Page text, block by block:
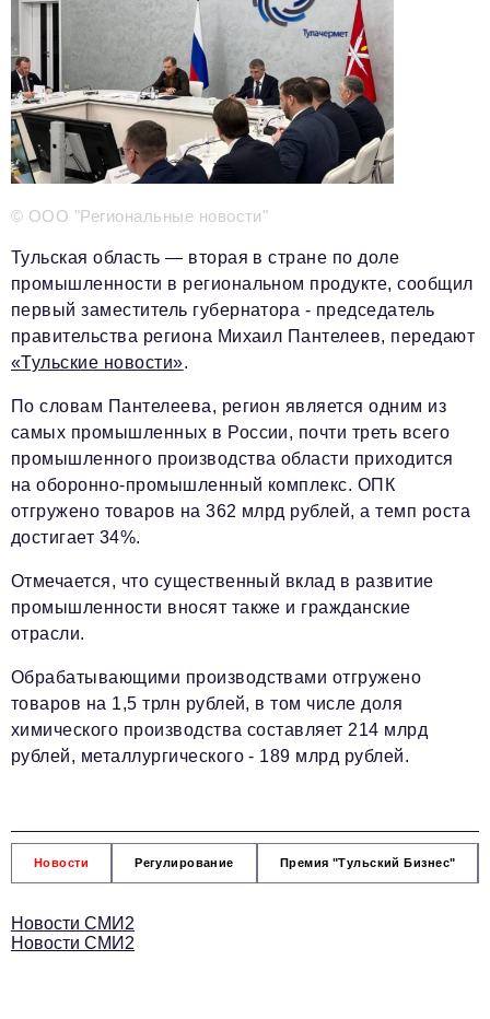
Телефон редакции: +7 495 727-01-67
Электронные почты редакции:
Информационный отдел
info@business-magazine.online
Отдел рекламы
reklama@business-magazine.online
Отдел распространения/редакционная подписка
podpiska@business-magazine.online
partner@business-magazine.online
© ООО "Региональные новости"
Тульская область — вторая в стране по доле
промышленности в региональном продукте, сообщил
первый заместитель губернатора - председатель
правительства региона Михаил Пантелеев, передают
«Тульские новости».
По словам Пантелеева, регион является одним из
самых промышленных в России, почти треть всего
промышленного производства области приходится
на оборонно-промышленный комплекс. ОПК
отгружено товаров на 362 млрд рублей, а темп роста
достигает 34%.
Отмечается, что существенный вклад в развитие
промышленности вносят также и гражданские
отрасли.
Обрабатывающими производствами отгружено
товаров на 1,5 трлн рублей, в том числе доля
химического производства составляет 214 млрд
рублей, металлургического - 189 млрд рублей.
Новости Регулирование Премия "Тульский Бизнес"
Новости СМИ2
Новости СМИ2